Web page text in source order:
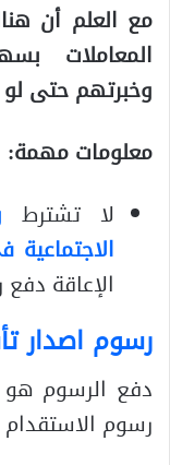
مع العلم أن
المعاملات
وخبرتهم حتى
معلومات مهمة:
لا تشترط
الإعاقة
رسوم اصدار
دفع الرسوم هو
رسوم